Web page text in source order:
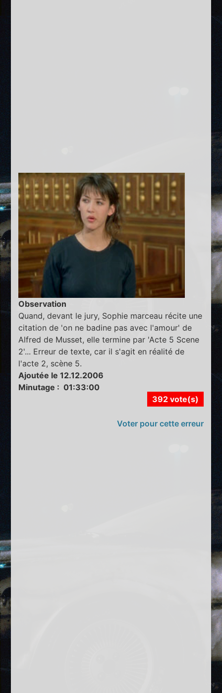
Observation
Quand, devant le jury, Sophie marceau récite une
citation de 'on ne badine pas avec l'amour' de
Alfred de Musset, elle termine par 'Acte 5 Scene
2'... Erreur de texte, car il s'agit en réalité de
l'acte 2, scène 5.
Ajoutée le 12.12.2006
Minutage : 01:33:00
392 vote(s)
Voter pour cette erreur